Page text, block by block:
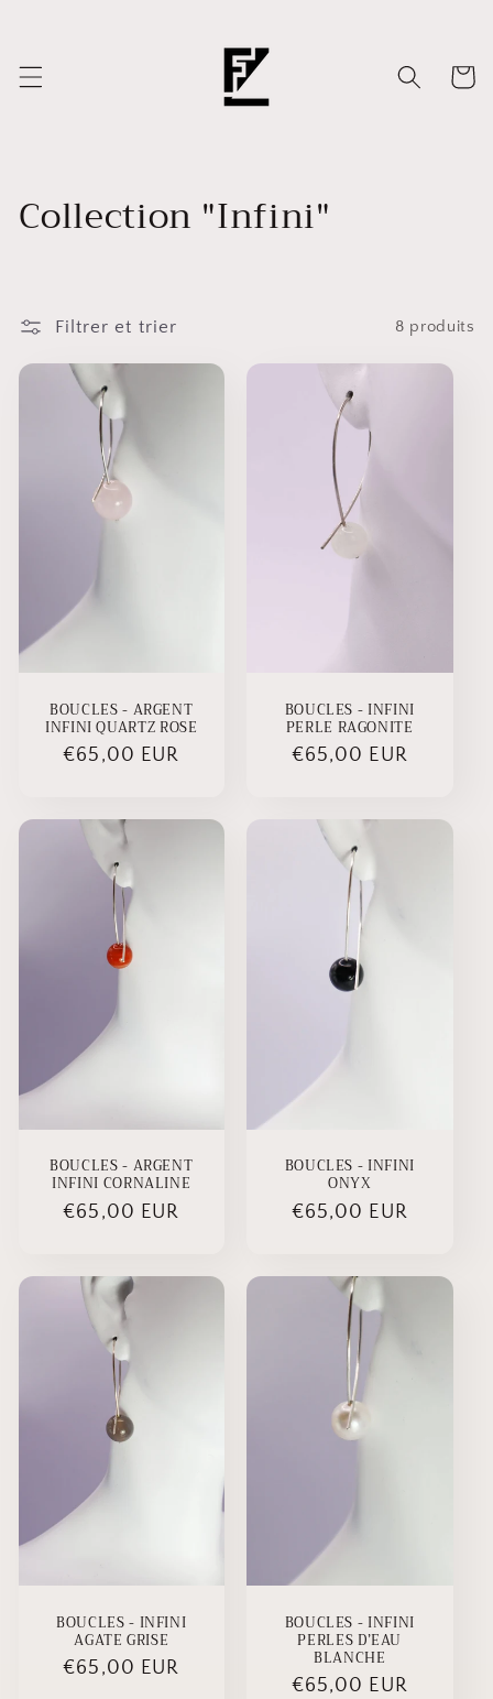
contenu
Panier
C
l
l
e
:
Collection "Infini"
Filtrer et trier 8 produits
BOUCLES - ARGENT
INFINI QUARTZ ROSE
Prix
€65,00 EUR
BOUCLES - INFINI
PERLE RAGONITE
Prix
€65,00 EUR
BOUCLES - ARGENT
INFINI CORNALINE
Prix
€65,00 EUR
BOUCLES - INFINI
ONYX
Prix
€65,00 EUR
BOUCLES - INFINI
AGATE GRISE
Prix
€65,00 EUR
BOUCLES - INFINI
PERLES D’EAU
BLANCHE
Prix
€65,00 EUR